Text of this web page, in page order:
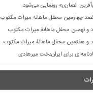
انصاری» رونمایی می‌شود
چهارمین محفل ماهانه میراث مکتوب
و نهمین محفل ماهانۀ میراث مکتوب
و هفتمین محفل ماهانۀ میراث مکتوب
برای ایران‌دخت میرهادی